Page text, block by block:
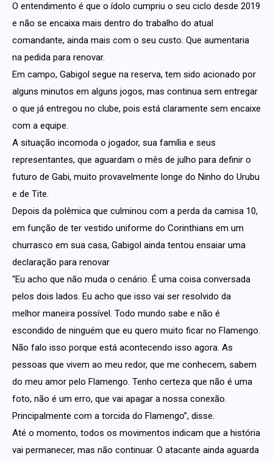
O entendimento é que o ídolo cumpriu o seu ciclo desde 2019
e não se encaixa mais dentro do trabalho do atual
comandante, ainda mais com o seu custo. Que aumentaria
na pedida para renovar.
Em campo, Gabigol segue na reserva, tem sido acionado por
alguns minutos em alguns jogos, mas continua sem entregar
o que já entregou no clube, pois está claramente sem encaixe
com a equipe.
A situação incomoda o jogador, sua família e seus
representantes, que aguardam o mês de julho para definir o
futuro de Gabi, muito provavelmente longe do Ninho do Urubu
e de Tite.
Depois da polêmica que culminou com a perda da camisa 10,
em função de ter vestido uniforme do Corinthians em um
churrasco em sua casa, Gabigol ainda tentou ensaiar uma
declaração para renovar
“Eu acho que não muda o cenário. É uma coisa conversada
pelos dois lados. Eu acho que isso vai ser resolvido da
melhor maneira possível. Todo mundo sabe e não é
escondido de ninguém que eu quero muito ficar no Flamengo.
Não falo isso porque está acontecendo isso agora. As
pessoas que vivem ao meu redor, que me conhecem, sabem
do meu amor pelo Flamengo. Tenho certeza que não é uma
foto, não é um erro, que vai apagar a nossa conexão.
Principalmente com a torcida do Flamengo”, disse.
Até o momento, todos os movimentos indicam que a história
vai permanecer, mas não continuar. O atacante ainda aguarda